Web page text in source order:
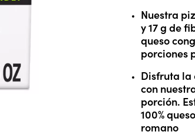
Nuestra
y 17 g de
queso
porciones
Disfruta la
con
porción.
100%
romano